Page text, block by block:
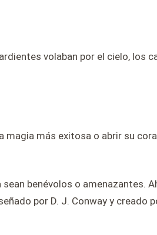
volaban por el cielo, los
más exitosa o abrir su
benévolos o amenazantes.
por D. J. Conway y creado